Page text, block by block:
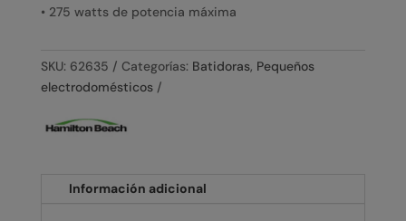
• 275 watts de potencia máxima
SKU: 62635 Categorías: Batidoras, Pequeños
electrodomésticos
Información adicional